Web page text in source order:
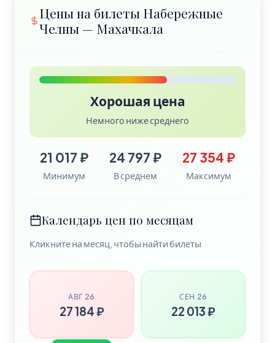
Цены на билеты Набережные
Челны — Махачкала
Хорошая цена
Немного ниже среднего
21 017 ₽
Минимум
24 797 ₽
В среднем
27 354 ₽
Максимум
Календарь цен по месяцам
Кликните на месяц, чтобы найти билеты
АВГ 26
27 184 ₽
СЕН 26
22 013 ₽